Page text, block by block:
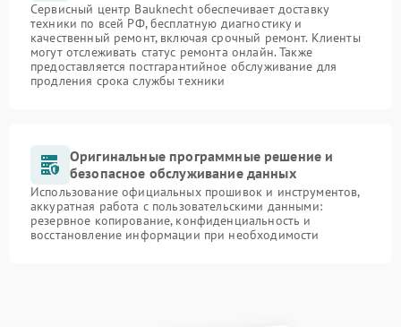
Сервисный центр Bauknecht обеспечивает доставку
техники по всей РФ, бесплатную диагностику и
качественный ремонт, включая срочный ремонт. Клиенты
могут отслеживать статус ремонта онлайн. Также
предоставляется постгарантийное обслуживание для
продления срока службы техники
Оригинальные программные решение и
безопасное обслуживание данных
Использование официальных прошивок и инструментов,
аккуратная работа с пользовательскими данными:
резервное копирование, конфиденциальность и
восстановление информации при необходимости